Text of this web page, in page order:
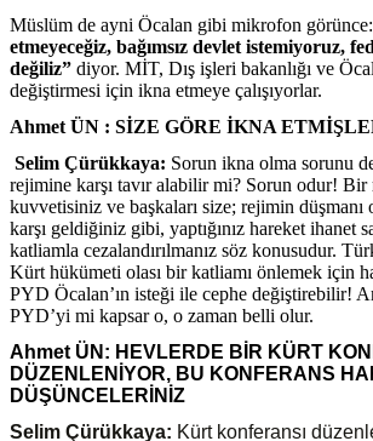
Müslüm de ayni Öcalan gibi mikrofon görünce:
etmeyeceğiz, bağımsız devlet istemiyoruz,
değiliz” diyor. MİT, Dış işleri bakanlığı ve
değiştirmesi için ikna etmeye çalışıyorlar.
Ahmet ÜN : SİZE GÖRE İKNA
Selim Çürükkaya: Sorun ikna olma sorunu
rejimine karşı tavır alabilir mi? Sorun odur!
kuvvetisiniz ve başkaları size; rejimin
karşı geldiğiniz gibi, yaptığınız hareket ihanet
katliamla cezalandırılmanız söz konusudur.
Kürt hükümeti olası bir katliamı önlemek için
PYD Öcalan’ın isteği ile cephe değiştirebilir!
PYD’yi mi kapsar o, o zaman belli olur.
Ahmet ÜN: HEVLERDE BİR KÜRT
DÜZENLENİYOR, BU KONFERANS
DÜŞÜNCELERİNİZ
Selim Çürükkaya: Kürt konferansı